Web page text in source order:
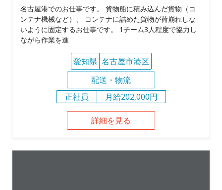
名古屋港でのお仕事です。 貨物船に積み込んだ貨物（コ
ンテナ機械など）、 コンテナに詰めた貨物が荷崩れしな
いように固定するお仕事です。 1チーム3人程度で協力し
ながら作業を進
愛知県 名古屋市港区
配送・物流
正社員
月給202,000円
詳細を見る